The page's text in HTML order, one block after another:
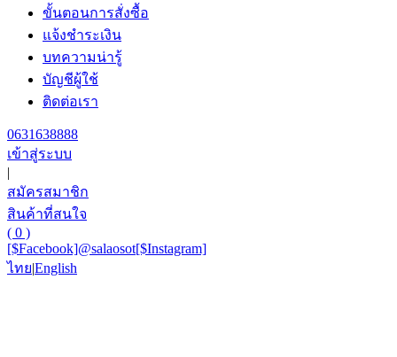
ขั้นตอนการสั่งซื้อ
แจ้งชำระเงิน
บทความน่ารู้
บัญชีผู้ใช้
ติดต่อเรา
0631638888
เข้าสู่ระบบ
|
สมัครสมาชิก
สินค้าที่สนใจ
( 0 )
[$Facebook]@salaosot[$Instagram]
ไทย|English